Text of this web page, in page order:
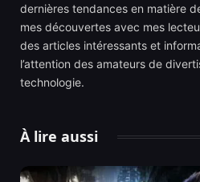
dernières tendances en matière
mes découvertes avec mes
des articles intéressants et
l’attention des amateurs de
technologie.
À lire aussi